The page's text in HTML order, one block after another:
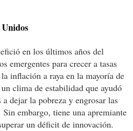
en los últimos años del
emergentes para crecer a tasas
inflación a raya en la mayoría de
clima de estabilidad que ayudó
dejar la pobreza y engrosar las
embargo, tiene una apremiante
un déficit de innovación.